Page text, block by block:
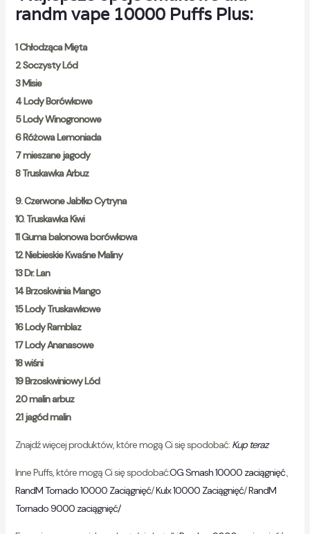
randm vape 10000 Puffs Plus:
1 Chłodząca Mięta
2 Soczysty Lód
3 Misie
4 Lody Borówkowe
5 Lody Winogronowe
6 Różowa Lemoniada
7 mieszane jagody
8 Truskawka Arbuz
9. Czerwone Jabłko Cytryna
10. Truskawka Kiwi
11 Guma balonowa borówkowa
12 Niebieskie Kwaśne Maliny
13 Dr. Lan
14 Brzoskwinia Mango
15 Lody Truskawkowe
16 Lody Ramblaz
17 Lody Ananasowe
18 wiśni
19 Brzoskwiniowy Lód
20 malin arbuz
21 jagód malin
Znajdź więcej produktów, które mogą Ci się spodobać:Kup teraz
Inne Puffs, które mogą Ci się spodobać:OG Smash 10000 zaciągnięć、
RandM Tornado 10000 Zaciągnięć/Kulx 10000 Zaciągnięć/RandM
Tornado 9000 zaciągnięć/